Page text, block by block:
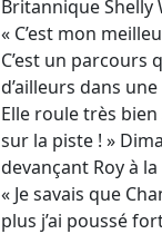
Britannique Shelly
« C’est mon
C’est un parcours
d’ailleurs dans
Elle roule très
sur la piste ! »
devançant Roy à
« Je savais que
plus j’ai poussé